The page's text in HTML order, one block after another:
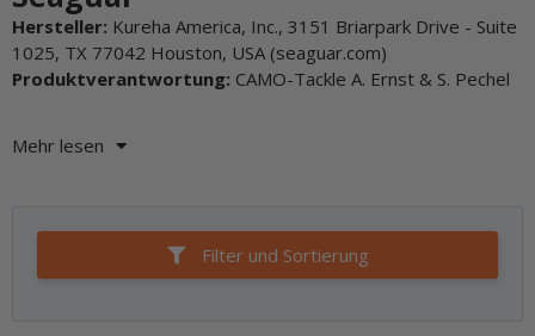
Hersteller: Kureha America, Inc., 3151 Briarpark Drive - Suite
1025, TX 77042 Houston, USA (seaguar.com)
Produktverantwortung: CAMO-Tackle A. Ernst & S. Pechel
Mehr lesen
Filter und Sortierung